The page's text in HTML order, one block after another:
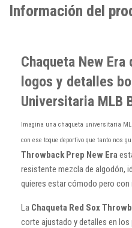
Información del
Chaqueta New
logos y detalles
Universitaria MLB
Imagina una chaqueta universitaria
con ese toque deportivo que tanto nos
Throwback Prep New Era
resistente mezcla de algodón,
quieres estar cómodo pero con
La Chaqueta Red Sox
corte ajustado y detalles en los